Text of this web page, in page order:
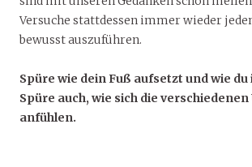
Versuche stattdessen immer wieder
bewusst auszuführen.
Spüre wie dein Fuß aufsetzt und wie
Spüre auch, wie sich die
anfühlen.